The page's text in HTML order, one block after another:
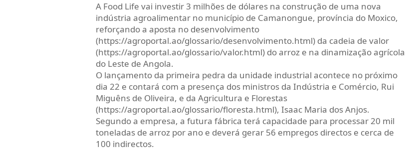
A Food Life vai investir 3 milhões de dólares na construção de uma nova
indústria agroalimentar no município de Camanongue, província do Moxico,
reforçando a aposta no desenvolvimento
(https://agroportal.ao/glossario/desenvolvimento.html) da cadeia de valor
(https://agroportal.ao/glossario/valor.html) do arroz e na dinamização agrícola
do Leste de Angola.
O lançamento da primeira pedra da unidade industrial acontece no próximo
dia 22 e contará com a presença dos ministros da Indústria e Comércio, Rui
Miguêns de Oliveira, e da Agricultura e Florestas
(https://agroportal.ao/glossario/floresta.html), Isaac Maria dos Anjos.
Segundo a empresa, a futura fábrica terá capacidade para processar 20 mil
toneladas de arroz por ano e deverá gerar 56 empregos directos e cerca de
100 indirectos.